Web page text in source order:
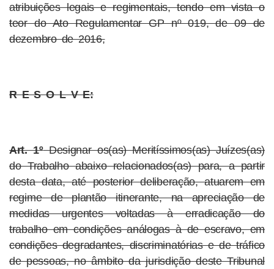
atribuições legais e regimentais, tendo em vista o
teor do Ato Regulamentar GP nº 019, de 09 de
dezembro de 2016,
R E S O L V E:
Art. 1ºDesignar os(as) Meritíssimos(as) Juízes(as)
do Trabalho abaixo relacionados(as) para, a partir
desta data, até posterior deliberação, atuarem em
regime de plantão itinerante, na apreciação de
medidas urgentes voltadas à erradicação do
trabalho em condições análogas à de escravo, em
condições degradantes, discriminatórias e de tráfico
de pessoas, no âmbito da jurisdição deste Tribunal